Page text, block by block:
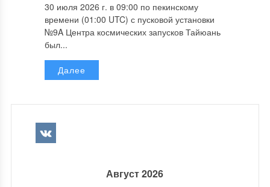
30 июля 2026 г. в 09:00 по пекинскому
времени (01:00 UTC) с пусковой установки
№9A Центра космических запусков Тайюань
был...
Далее
Август 2026